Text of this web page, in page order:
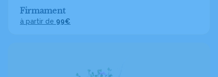
Firmament
à partir de 99€